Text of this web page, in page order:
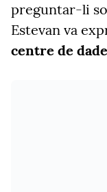
preguntar-li
Estevan va
centre de